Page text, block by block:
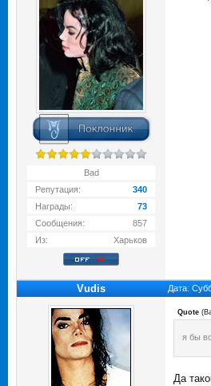
Bad
Репутация:
340
Награды:
73
Сообщения:
857
Из:
Харьков
Vudis Дата:
Quote (
я бы
Да